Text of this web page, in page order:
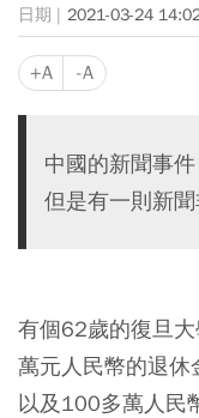
2021-03-24
+A -A
中國的新聞事
但是有一則新
有個62歲的復旦
萬元人民幣的退休
以及100多萬人民